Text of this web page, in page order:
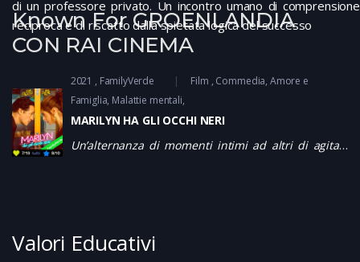
di un professore privato. Un incontro umano di comprensione
reciproca e di riscatto dalla spietata logica del successo
Known For GROENLANDIA
CON RAI CINEMA
2021 FamilyVerde Film Commedia Amore e
Famiglia, Malattie mentali
MARILYN HA GLI OCCHI NERI
Un’alternanza di momenti intimi ad altri di agitata
Valori Educativi